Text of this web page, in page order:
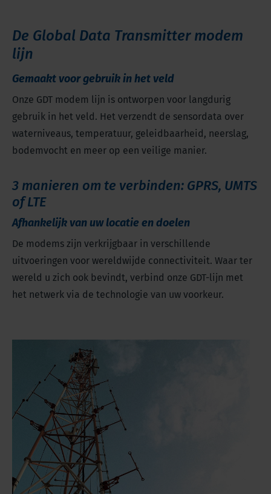
De Global Data Transmitter modem
lijn
Gemaakt voor gebruik in het veld
Onze GDT modem lijn is ontworpen voor langdurig
gebruik in het veld. Het verzendt de sensordata over
waterniveaus, temperatuur, geleidbaarheid, neerslag,
bodemvocht en meer op een veilige manier.
3 manieren om te verbinden: GPRS, UMTS
of LTE
Afhankelijk van uw locatie en doelen
De modems zijn verkrijgbaar in verschillende
uitvoeringen voor wereldwijde connectiviteit. Waar ter
wereld u zich ook bevindt, verbind onze GDT-lijn met
het netwerk via de technologie van uw voorkeur.